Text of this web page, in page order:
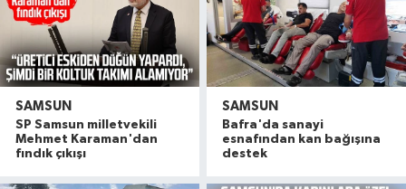
SAMSUN
SP Samsun milletvekili
Mehmet Karaman'dan
fındık çıkışı
SAMSUN
Bafra'da sanayi
esnafından kan bağışına
destek